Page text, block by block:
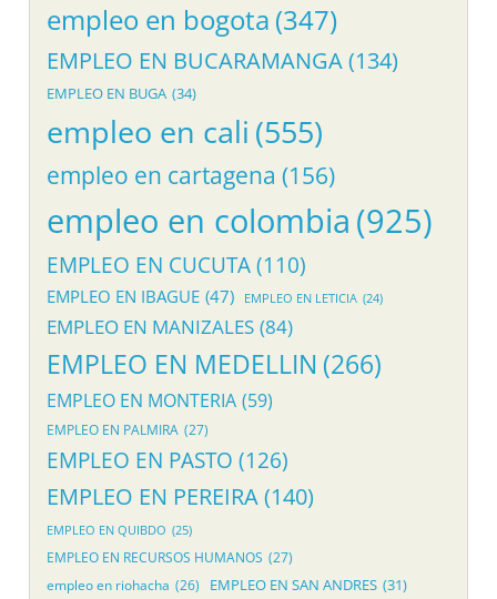
empleo en bogota (347)
EMPLEO EN BUCARAMANGA(134)
EMPLEO EN BUGA (34)
empleo en cali (555)
empleo en cartagena (156)
empleo en colombia (925)
EMPLEO EN CUCUTA (110)
EMPLEO EN IBAGUE (47) EMPLEO EN LETICIA (24)
EMPLEO EN MANIZALES (84)
EMPLEO EN MEDELLIN (266)
EMPLEO EN MONTERIA (59)
EMPLEO EN PALMIRA (27)
EMPLEO EN PASTO (126)
EMPLEO EN PEREIRA(140)
EMPLEO EN QUIBDO (25)
EMPLEO EN RECURSOS HUMANOS (27)
empleo en riohacha (26) EMPLEO EN SAN ANDRES (31)